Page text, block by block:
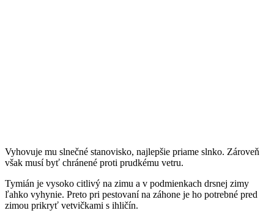
Vyhovuje mu slnečné stanovisko, najlepšie priame slnko. Zároveň
však musí byť chránené proti prudkému vetru.
Tymián je vysoko citlivý na zimu a v podmienkach drsnej zimy
ľahko vyhynie. Preto pri pestovaní na záhone je ho potrebné pred
zimou prikryť vetvičkami s ihličín.